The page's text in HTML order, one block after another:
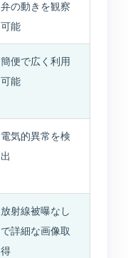
弁の動きを観察
可能
簡便で広く利用
可能
電気的異常を検
出
放射線被曝なし
で詳細な画像取
得